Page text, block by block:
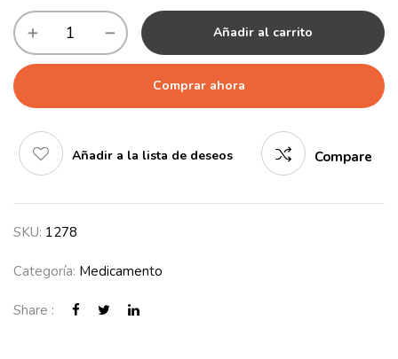
Añadir al carrito
Comprar ahora
Añadir a la lista de deseos Compare
SKU: 1278
Categoría: Medicamento
Share :